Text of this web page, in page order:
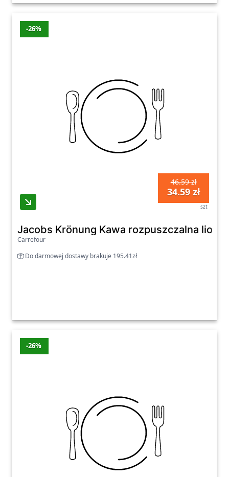
-26%
46.59 zł
34.59 zł
szt
Jacobs Krönung Kawa rozpuszczalna
Carrefour
Do darmowej dostawy brakuje 195.41zł
-26%